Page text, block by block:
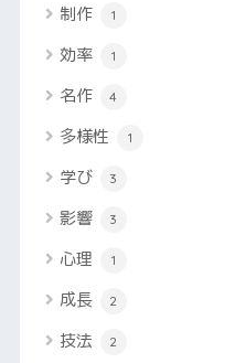
制作 1
効率 1
名作 4
多様性 1
学び 3
影響 3
心理 1
成長 2
技法 2